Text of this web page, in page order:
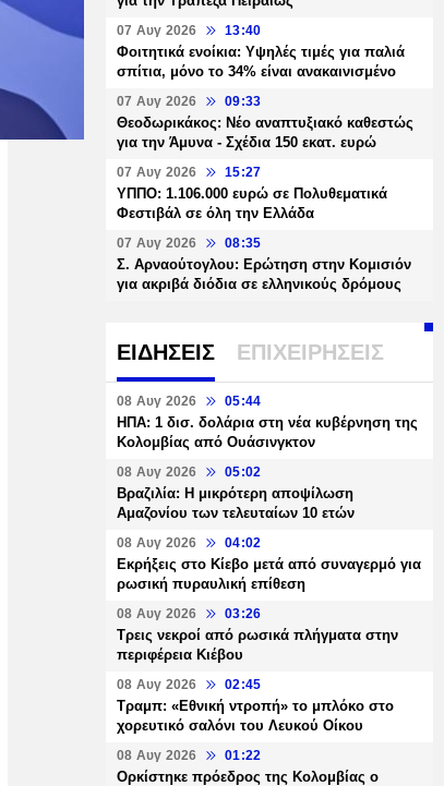
07 Αυγ 2026 13:40
Φοιτητικά ενοίκια: Υψηλές τιμές για παλιά
σπίτια, μόνο το 34% είναι ανακαινισμένο
07 Αυγ 2026 09:33
Θεοδωρικάκος: Νέο αναπτυξιακό καθεστώς
για την Άμυνα - Σχέδια 150 εκατ. ευρώ
07 Αυγ 2026 15:27
ΥΠΠΟ: 1.106.000 ευρώ σε Πολυθεματικά
Φεστιβάλ σε όλη την Ελλάδα
07 Αυγ 2026 08:35
Σ. Αρναούτογλου: Ερώτηση στην Κομισιόν
για ακριβά διόδια σε ελληνικούς δρόμους
ΕΙΔΗΣΕΙΣ ΕΠΙΧΕΙΡΗΣΕΙΣ
08 Αυγ 2026 05:44
ΗΠΑ: 1 δισ. δολάρια στη νέα κυβέρνηση της
Κολομβίας από Ουάσινγκτον
08 Αυγ 2026 05:02
Βραζιλία: Η μικρότερη αποψίλωση
Αμαζονίου των τελευταίων 10 ετών
08 Αυγ 2026 04:02
Εκρήξεις στο Κίεβο μετά από συναγερμό για
ρωσική πυραυλική επίθεση
08 Αυγ 2026 03:26
Τρεις νεκροί από ρωσικά πλήγματα στην
περιφέρεια Κιέβου
08 Αυγ 2026 02:45
Τραμπ: «Εθνική ντροπή» το μπλόκο στο
χορευτικό σαλόνι του Λευκού Οίκου
08 Αυγ 2026 01:22
Ορκίστηκε πρόεδρος της Κολομβίας ο